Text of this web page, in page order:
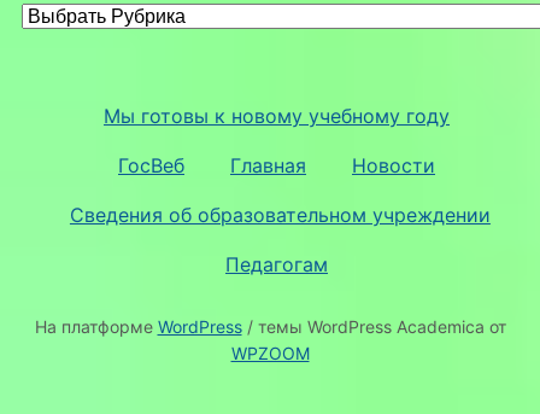
Мы готовы к новому учебному году
ГосВеб Главная Новости
Сведения об образовательном учреждении
Педагогам
На платформе WordPress/ темы WordPress Academica от
WPZOOM